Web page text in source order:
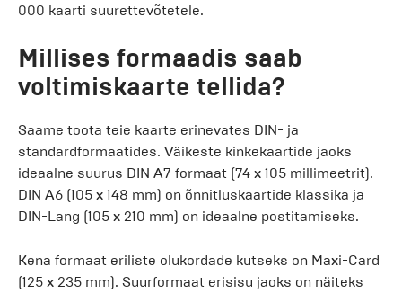
000 kaarti suurettevõtetele.
Millises formaadis saab
voltimiskaarte tellida?
Saame toota teie kaarte erinevates DIN- ja
standardformaatides. Väikeste kinkekaartide jaoks
ideaalne suurus DIN A7 formaat (74 x 105 millimeetrit).
DIN A6 (105 x 148 mm) on õnnitluskaartide klassika ja
DIN-Lang (105 x 210 mm) on ideaalne postitamiseks.
Kena formaat eriliste olukordade kutseks on Maxi-Card
(125 x 235 mm). Suurformaat erisisu jaoks on näiteks